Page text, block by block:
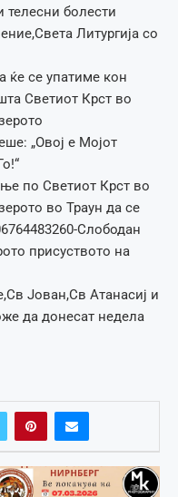
телесни болести
Литургија со
ќе се упатиме кон
Светиот Крст во
„Овој е Мојот
по Светиот Крст во
во Траун да се
Слободан
присуството на
Јован,Св Атанасиј и
да донесат недела